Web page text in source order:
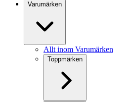
Varumärken
Allt inom Varumärken
Toppmärken